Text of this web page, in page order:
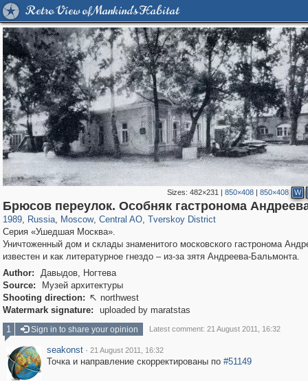
Retro View of Mankind's Habitat
Sizes:482×231 |850×408 |850×408 W
Брюсов переулок. Особняк гастронома
1989, Russia
1,406,294 29,243
, Moscow
319,780 8,286
, Central AO
159,978 5,916
, Tverskoy District
53,034 2,283
Серия «Ушедшая Москва».
Уничтоженный дом и склады знаменитого московского гастронома
известен и как литературное гнездо – из-за зятя Андреева-Бальмонта.
Author:
Давыдов, Ногтева
Source:
Музей архитектуры
Shooting direction:  northwest
Watermark signature:
uploaded by maratstas
1
Sign in to share your opinion Latest comment: 21 August 2011, 16:32
seakonst · 21 August 2011, 16:32
Точка и направление скорректированы по #51149